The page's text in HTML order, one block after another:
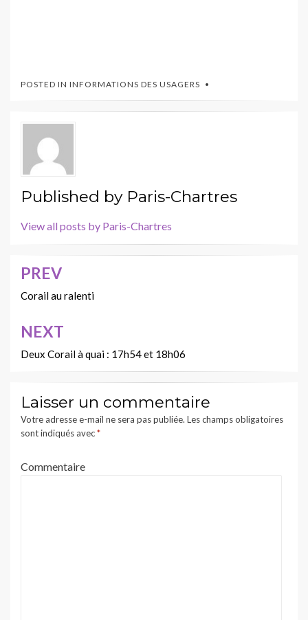
POSTED IN INFORMATIONS DES USAGERS
Published by Paris-Chartres
View all posts by Paris-Chartres
Navigation
de
l’article
PREV
Corail au ralenti
NEXT
Deux Corail à quai : 17h54 et 18h06
Laisser un commentaire
Votre adresse e-mail ne sera pas publiée. Les champs obligatoires
sont indiqués avec*
Commentaire